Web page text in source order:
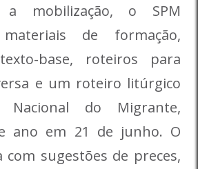
a mobilização, o SPM
de formação,
base, roteiros para
e um roteiro litúrgico
do Migrante,
ano em 21 de junho. O
com sugestões de preces,